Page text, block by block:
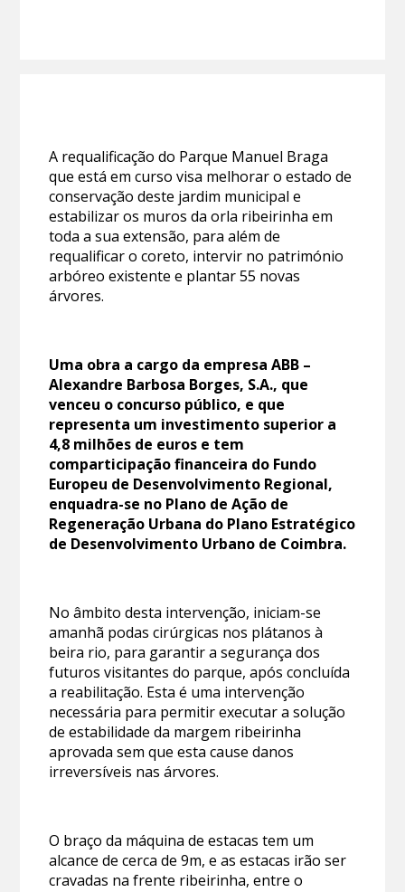
A requalificação do Parque Manuel Braga
que está em curso visa melhorar o estado de
conservação deste jardim municipal e
estabilizar os muros da orla ribeirinha em
toda a sua extensão, para além de
requalificar o coreto, intervir no património
arbóreo existente e plantar 55 novas
árvores.
Uma obra a cargo da empresa ABB –
Alexandre Barbosa Borges, S.A., que
venceu o concurso público, e que
representa um investimento superior a
4,8 milhões de euros e tem
comparticipação financeira do Fundo
Europeu de Desenvolvimento Regional,
enquadra-se no Plano de Ação de
Regeneração Urbana do Plano Estratégico
de Desenvolvimento Urbano de Coimbra.
No âmbito desta intervenção, iniciam-se
amanhã podas cirúrgicas nos plátanos à
beira rio, para garantir a segurança dos
futuros visitantes do parque, após concluída
a reabilitação. Esta é uma intervenção
necessária para permitir executar a solução
de estabilidade da margem ribeirinha
aprovada sem que esta cause danos
irreversíveis nas árvores.
O braço da máquina de estacas tem um
alcance de cerca de 9m, e as estacas irão ser
cravadas na frente ribeirinha, entre o